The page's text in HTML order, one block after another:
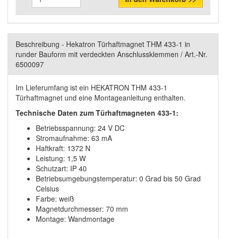
Beschreibung - Hekatron Türhaftmagnet THM 433-1 in
runder Bauform mit verdeckten Anschlussklemmen / Art.-Nr.
6500097
Im Lieferumfang ist ein HEKATRON THM 433-1
Türhaftmagnet und eine Montageanleitung enthalten.
Technische Daten zum Türhaftmagneten 433-1:
Betriebsspannung: 24 V DC
Stromaufnahme: 63 mA
Haftkraft: 1372 N
Leistung: 1,5 W
Schutzart: IP 40
Betriebsumgebungstemperatur: 0 Grad bis 50 Grad
Celsius
Farbe: weiß
Magnetdurchmesser: 70 mm
Montage: Wandmontage